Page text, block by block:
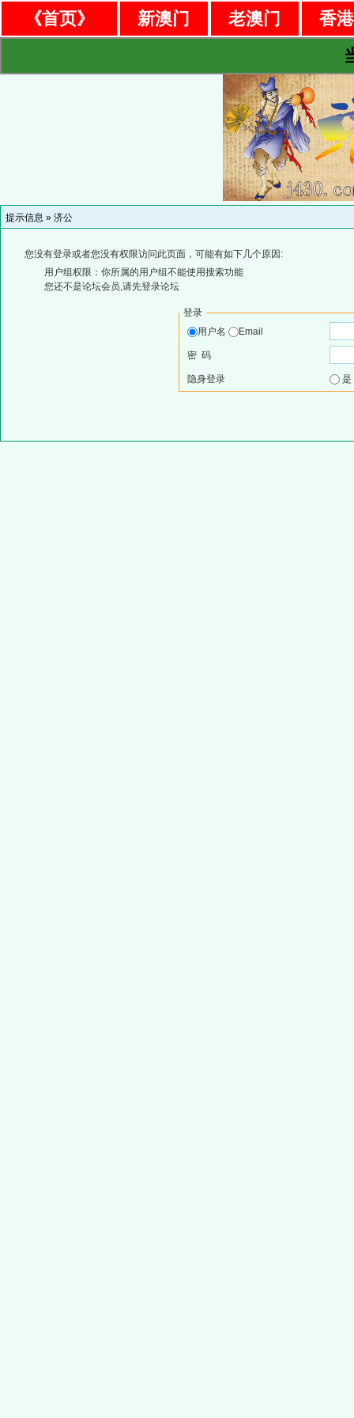
《首页》 新澳门 老澳门
香
提示信息 » 济公
您没有登录或者您没有权限访问此页面，可能有如下几个原因:
用户组权限：你所属的用户组不能使用搜索功能
您还不是论坛会员,请先登录论坛
登录
用户名
Email
密 码
隐身登录